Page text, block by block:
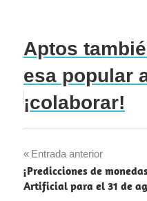
Aptos
esa popular
¡colaborar!
Navegación
de
Entrada anterior
¡Predicciones de
Artificial para el 31 de